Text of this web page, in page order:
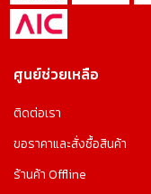
ศูนย์ช่วยเหลือ
ติดต่อเรา
ขอราคาและสั่งซื้อสินค้า
ร้านค้า Offline